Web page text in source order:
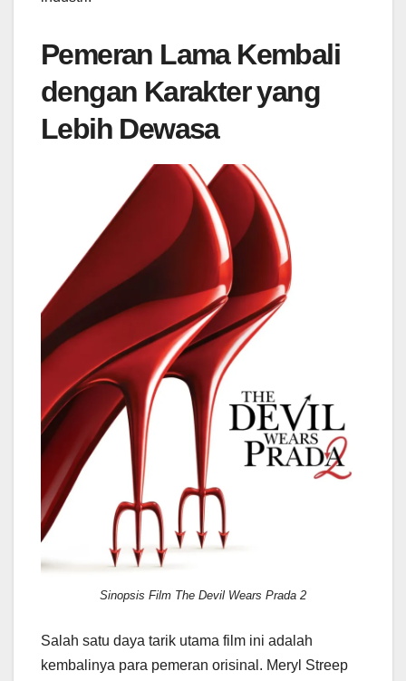
Pemeran Lama Kembali
dengan Karakter yang
Lebih Dewasa
Sinopsis Film The Devil Wears Prada 2
Salah satu daya tarik utama film ini adalah
kembalinya para pemeran orisinal. Meryl Streep